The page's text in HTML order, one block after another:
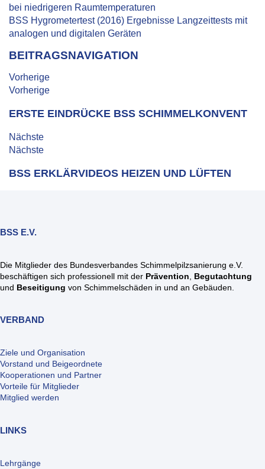
bei niedrigeren Raumtemperaturen
BSS Hygrometertest (2016) Ergebnisse Langzeittests mit
analogen und digitalen Geräten
BEITRAGSNAVIGATION
Vorherige
Vorherige
ERSTE EINDRÜCKE BSS SCHIMMELKONVENT
Nächste
Nächste
BSS ERKLÄRVIDEOS HEIZEN UND LÜFTEN
BSS E.V.
Die Mitglieder des Bundesverbandes Schimmelpilzsanierung e.V.
beschäftigen sich professionell mit der Prävention
Begutachtung
und Beseitigung von Schimmelschäden in und an Gebäuden.
VERBAND
Ziele und Organisation
Vorstand und Beigeordnete
Kooperationen und Partner
Vorteile für Mitglieder
Mitglied werden
LINKS
Lehrgänge